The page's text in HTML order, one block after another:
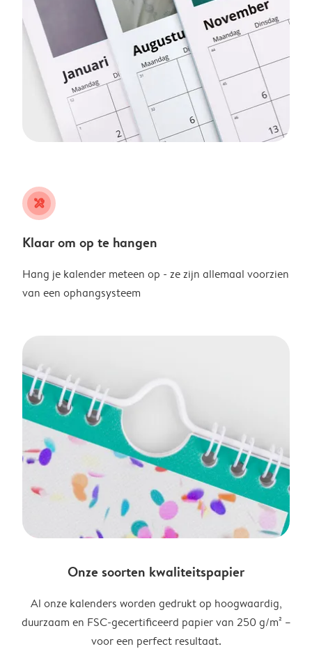
tools
Klaar om op te hangen
Hang je kalender meteen op - ze zijn allemaal voorzien
van een ophangsysteem
Onze soorten kwaliteitspapier
Al onze kalenders worden gedrukt op hoogwaardig,
duurzaam en FSC-gecertificeerd papier van 250 g/m² –
voor een perfect resultaat.